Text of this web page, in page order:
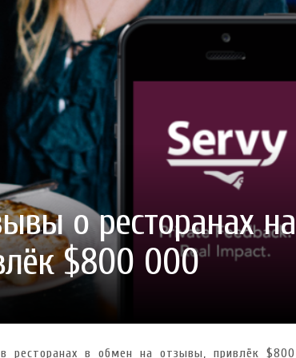
- 23.10.2025
від власної ТМ Varto вже у VARUS - 20.10.2025
власної ТМ Varto вже у VARUS
- 29.09.2025
в келиху - 22.09.2025
ПЕЧИВО «ФРУТТАНЧИК» СПРОБУЙ ЗІ ЗНИЖКОЮ -40 %
400 ПОЗИЦІЙ,
СМАКИ
о ресторанах на
$800 000
ресторанах в обмен на отзывы, привлёк